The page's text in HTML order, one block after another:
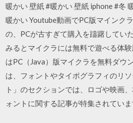
暖かい 壁紙 #暖かい 壁紙 iphone #冬
暖かい Youtube動画でPC版マインク
の、PCが古すぎて購入を躊躇してい
みるとマイクラには無料で遊べる体
はPC（Java）版マイクラを無料ダウ
は、フォントやタイポグラフィのリ
ト」のセクションでは、ロゴや映画
ォントに関する記事が特集されていま